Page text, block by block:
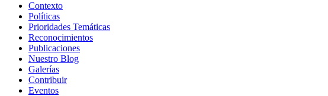
Contexto
Políticas
Prioridades Temáticas
Reconocimientos
Publicaciones
Nuestro Blog
Galerías
Contribuir
Eventos